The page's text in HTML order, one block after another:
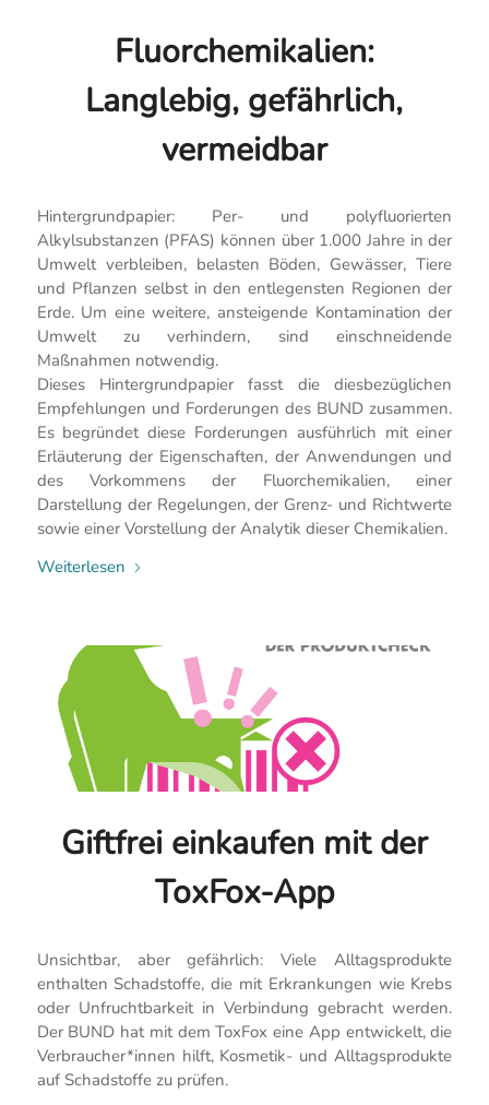
Fluorchemikalien:
Langlebig, gefährlich,
vermeidbar
Hintergrundpapier: Per- und polyfluorierten
Alkylsubstanzen (PFAS) können über 1.000 Jahre in der
Umwelt verbleiben, belasten Böden, Gewässer, Tiere
und Pflanzen selbst in den entlegensten Regionen der
Erde. Um eine weitere, ansteigende Kontamination der
Umwelt zu verhindern, sind einschneidende
Maßnahmen notwendig.
Dieses Hintergrundpapier fasst die diesbezüglichen
Empfehlungen und Forderungen des BUND zusammen.
Es begründet diese Forderungen ausführlich mit einer
Erläuterung der Eigenschaften, der Anwendungen und
des Vorkommens der Fluorchemikalien, einer
Darstellung der Regelungen, der Grenz- und Richtwerte
sowie einer Vorstellung der Analytik dieser Chemikalien.
Weiterlesen
Giftfrei einkaufen mit der
ToxFox-App
Unsichtbar, aber gefährlich: Viele Alltagsprodukte
enthalten Schadstoffe, die mit Erkrankungen wie Krebs
oder Unfruchtbarkeit in Verbindung gebracht werden.
Der BUND hat mit dem ToxFox eine App entwickelt, die
Verbraucher*innen hilft, Kosmetik- und Alltagsprodukte
auf Schadstoffe zu prüfen.